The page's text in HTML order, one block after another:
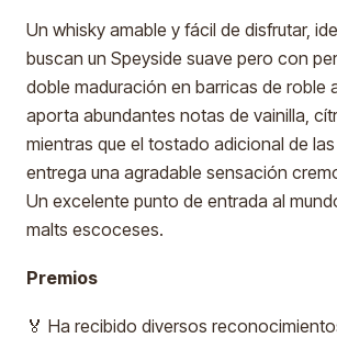
Un whisky amable y fácil de disfrutar,
buscan un Speyside suave pero con
doble maduración en barricas de roble
aporta abundantes notas de vainilla,
mientras que el tostado adicional de
entrega una agradable sensación
Un excelente punto de entrada al
malts escoceses.
Premios
🏅 Ha recibido diversos